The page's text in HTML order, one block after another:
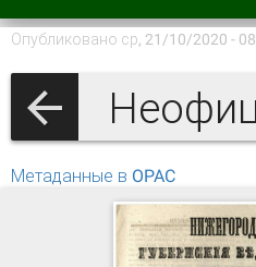
Опубликовано ср, 21/10/2020 -
Метаданные в OPAC